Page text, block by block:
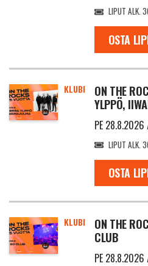
LIPUT ALK.
OSTA
KLUBI
ON THE
YLPPÖ,
PE 28.8.2026
LIPUT ALK.
OSTA
KLUBI
ON THE
CLUB
PE 28.8.2026